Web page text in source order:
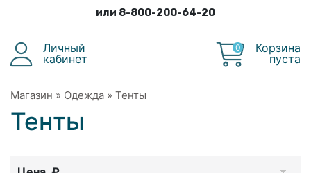
или 8-800-200-64-20
Личный
кабинет
0
Корзина
пуста
Магазин » Одежда » Тенты
Тенты